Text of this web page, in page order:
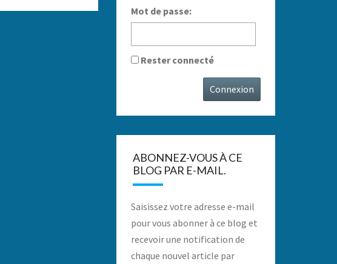
Mot de passe:
Rester connecté
Connexion
ABONNEZ-VOUS À CE
BLOG PAR E-MAIL.
Saisissez votre adresse e-mail
pour vous abonner à ce blog et
recevoir une notification de
chaque nouvel article par